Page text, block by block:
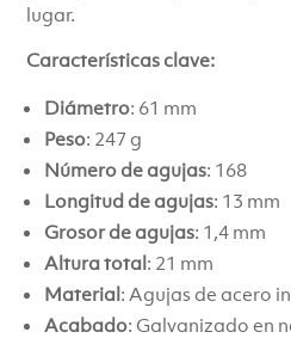
lugar.
Características clave:
Diámetro: 61 mm
Peso: 247 g
Número de agujas: 168
Longitud de agujas: 13 mm
Grosor de agujas: 1,4 mm
Altura total: 21 mm
Material: Agujas de acero
Acabado: Galvanizado en